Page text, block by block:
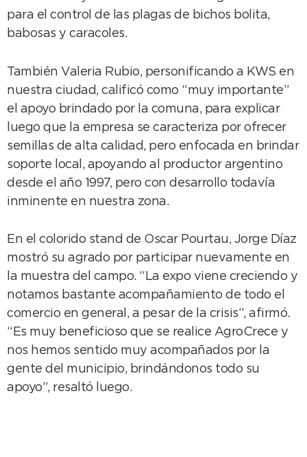
para el control de las plagas de bichos bolita,
babosas y caracoles.
También Valeria Rubio, personificando a KWS en
nuestra ciudad, calificó como “muy importante”
el apoyo brindado por la comuna, para explicar
luego que la empresa se caracteriza por ofrecer
semillas de alta calidad, pero enfocada en brindar
soporte local, apoyando al productor argentino
desde el año 1997, pero con desarrollo todavía
inminente en nuestra zona.
En el colorido stand de Oscar Pourtau, Jorge Díaz
mostró su agrado por participar nuevamente en
la muestra del campo. “La expo viene creciendo y
notamos bastante acompañamiento de todo el
comercio en general, a pesar de la crisis”, afirmó.
“Es muy beneficioso que se realice AgroCrece y
nos hemos sentido muy acompañados por la
gente del municipio, brindándonos todo su
apoyo”, resaltó luego.